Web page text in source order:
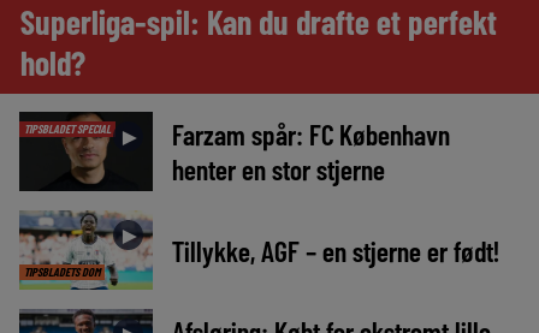
Superliga-spil: Kan du drafte et perfekt
hold?
TIPSBLADET SPECIAL ►
Farzam spår: FC København
henter en stor stjerne
TIPSBLADETS DOM
► Tillykke, AGF – en stjerne er født!